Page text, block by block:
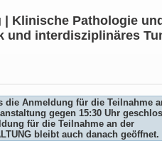
Klinische Pathologie
und interdisziplinäres
die Anmeldung für die Teilnahme
gegen 15:30 Uhr
für die Teilnahme an der
bleibt auch danach geöffnet.